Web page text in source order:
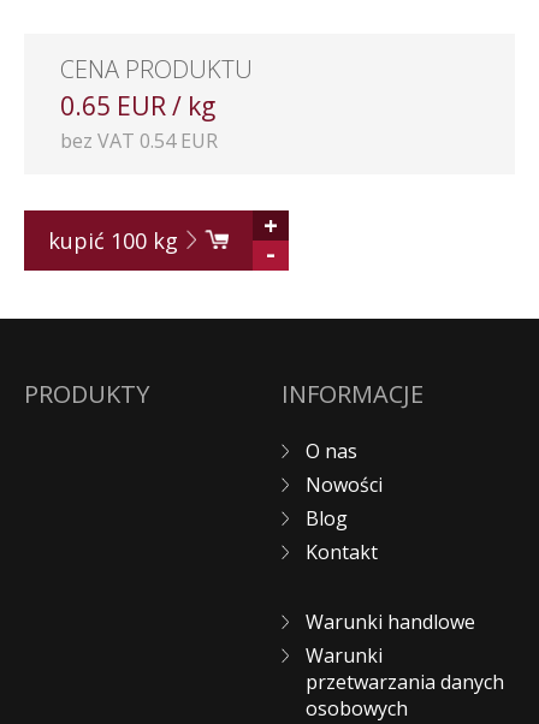
CENA PRODUKTU
0.65 EUR / kg
bez VAT 0.54 EUR
kupić 100 kg
+
-
PRODUKTY INFORMACJE
O nas
Nowości
Blog
Kontakt
Warunki handlowe
Warunki
przetwarzania danych
osobowych